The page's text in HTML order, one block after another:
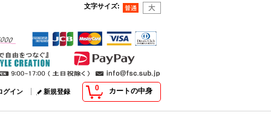
文字サイズ:
0 カートの中身
グイン 新規登録